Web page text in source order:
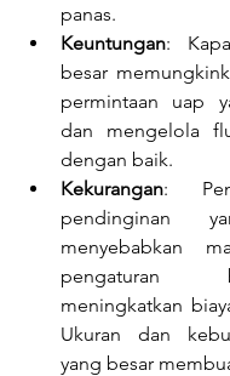
panas.
Keuntungan:
besar
permintaan uap
dan mengelola
dengan baik.
Kekurangan:
pendinginan
menyebabkan
meningkatkan
Ukuran dan
yang besar